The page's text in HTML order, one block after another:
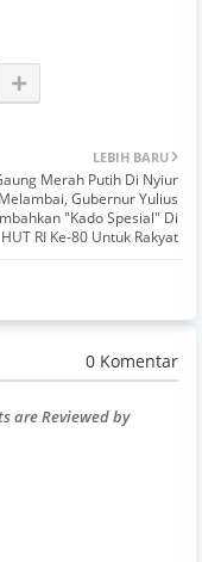
LEBIH BARU
Merah Putih Di Nyiur
Melambai, Gubernur Yulius
"Kado Spesial" Di
HUT RI Ke-80 Untuk Rakyat
0 Komentar
are Reviewed by